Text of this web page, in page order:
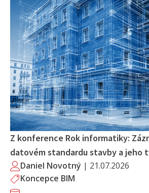
Z konference Rok informatiky:
datovém standardu stavby a jeho
Daniel Novotný | 21.07.2026
Koncepce BIM